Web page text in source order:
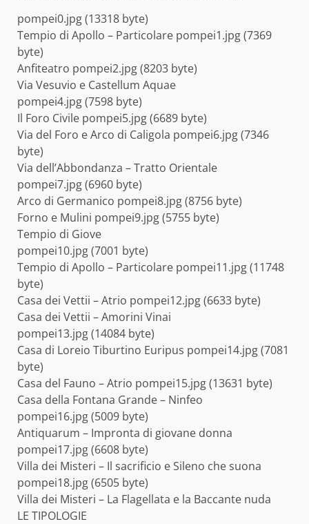
pompei0.jpg (13318 byte)
Tempio di Apollo – Particolare pompei1.jpg (7369
byte)
Anfiteatro pompei2.jpg (8203 byte)
Via Vesuvio e Castellum Aquae
pompei4.jpg (7598 byte)
Il Foro Civile pompei5.jpg (6689 byte)
Via del Foro e Arco di Caligola pompei6.jpg (7346
byte)
Via dell’Abbondanza – Tratto Orientale
pompei7.jpg (6960 byte)
Arco di Germanico pompei8.jpg (8756 byte)
Forno e Mulini pompei9.jpg (5755 byte)
Tempio di Giove
pompei10.jpg (7001 byte)
Tempio di Apollo – Particolare pompei11.jpg (11748
byte)
Casa dei Vettii – Atrio pompei12.jpg (6633 byte)
Casa dei Vettii – Amorini Vinai
pompei13.jpg (14084 byte)
Casa di Loreio Tiburtino Euripus pompei14.jpg (7081
byte)
Casa del Fauno – Atrio pompei15.jpg (13631 byte)
Casa della Fontana Grande – Ninfeo
pompei16.jpg (5009 byte)
Antiquarum – Impronta di giovane donna
pompei17.jpg (6608 byte)
Villa dei Misteri – Il sacrificio e Sileno che suona
pompei18.jpg (6505 byte)
Villa dei Misteri – La Flagellata e la Baccante nuda
LE TIPOLOGIE